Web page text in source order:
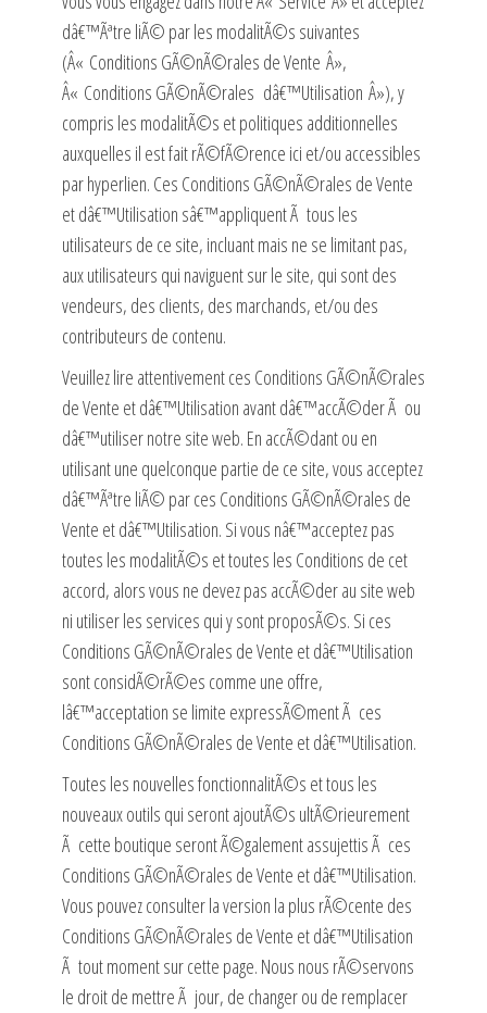
dâ€™Ãªtre liÃ© par les modalitÃ©s suivantes
(Â« Conditions GÃ©nÃ©rales de Vente Â»,
Â« Conditions GÃ©nÃ©rales dâ€™Utilisation Â»), y
compris les modalitÃ©s et politiques additionnelles
auxquelles il est fait rÃ©fÃ©rence ici et/ou accessibles
par hyperlien. Ces Conditions GÃ©nÃ©rales de Vente
et dâ€™Utilisation sâ€™appliquent Ã tous les
utilisateurs de ce site, incluant mais ne se limitant pas,
aux utilisateurs qui naviguent sur le site, qui sont des
vendeurs, des clients, des marchands, et/ou des
contributeurs de contenu.
Veuillez lire attentivement ces Conditions GÃ©nÃ©rales
de Vente et dâ€™Utilisation avant dâ€™accÃ©der Ã ou
dâ€™utiliser notre site web. En accÃ©dant ou en
utilisant une quelconque partie de ce site, vous acceptez
dâ€™Ãªtre liÃ© par ces Conditions GÃ©nÃ©rales de
Vente et dâ€™Utilisation. Si vous nâ€™acceptez pas
toutes les modalitÃ©s et toutes les Conditions de cet
accord, alors vous ne devez pas accÃ©der au site web
ni utiliser les services qui y sont proposÃ©s. Si ces
Conditions GÃ©nÃ©rales de Vente et dâ€™Utilisation
sont considÃ©rÃ©es comme une offre,
lâ€™acceptation se limite expressÃ©ment Ã ces
Conditions GÃ©nÃ©rales de Vente et dâ€™Utilisation.
Toutes les nouvelles fonctionnalitÃ©s et tous les
nouveaux outils qui seront ajoutÃ©s ultÃ©rieurement
Ã cette boutique seront Ã©galement assujettis Ã ces
Conditions GÃ©nÃ©rales de Vente et dâ€™Utilisation.
Vous pouvez consulter la version la plus rÃ©cente des
Conditions GÃ©nÃ©rales de Vente et dâ€™Utilisation
Ã tout moment sur cette page. Nous nous rÃ©servons
le droit de mettre Ã jour, de changer ou de remplacer